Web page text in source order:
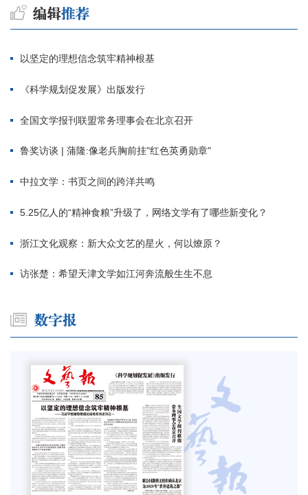
以坚定的理想信念筑牢精神根基
《科学规划促发展》出版发行
全国文学报刊联盟常务理事会在北京召开
鲁奖访谈 | 蒲隆:像老兵胸前挂"红色英勇勋章"
中拉文学：书页之间的跨洋共鸣
5.25亿人的“精神食粮”升级了，网络文学有了哪些新变化？
浙江文化观察：新大众文艺的星火，何以燎原？
访张楚：希望天津文学如江河奔流般生生不息